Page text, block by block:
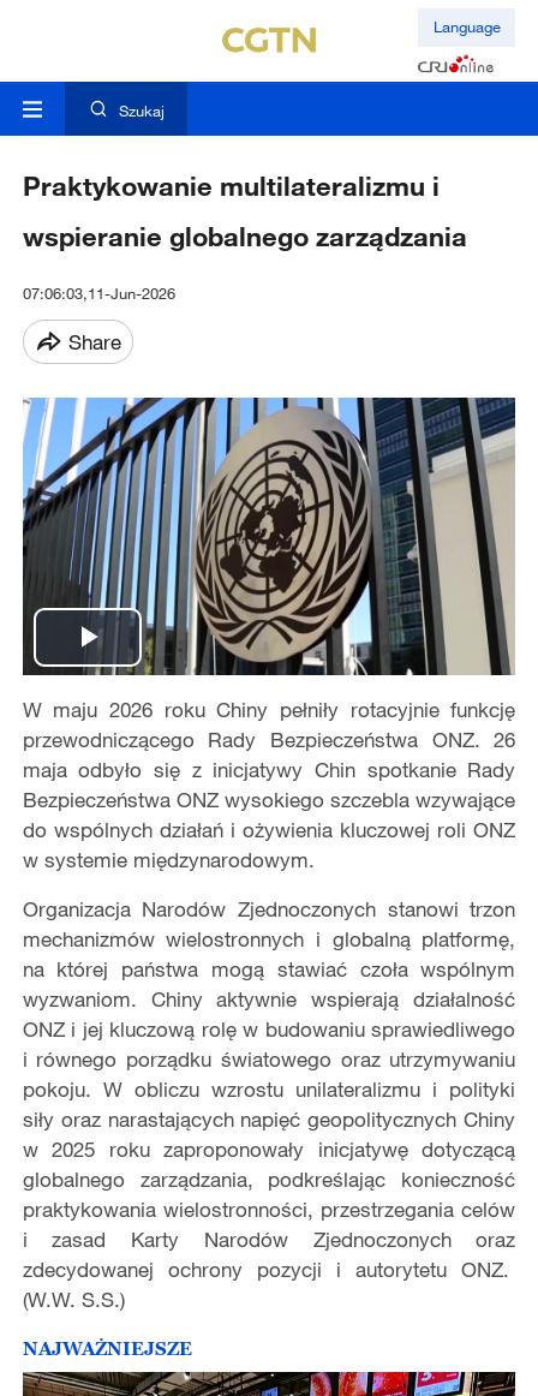
Language
Szukaj
Praktykowanie multilateralizmu i
wspieranie globalnego zarządzania
07:06:03,11-Jun-2026
Share
Play
Video
W maju 2026 roku Chiny pełniły rotacyjnie funkcję
przewodniczącego Rady Bezpieczeństwa ONZ. 26
maja odbyło się z inicjatywy Chin spotkanie Rady
Bezpieczeństwa ONZ wysokiego szczebla wzywające
do wspólnych działań i ożywienia kluczowej roli ONZ
w systemie międzynarodowym.
Organizacja Narodów Zjednoczonych stanowi trzon
mechanizmów wielostronnych i globalną platformę,
na której państwa mogą stawiać czoła wspólnym
wyzwaniom. Chiny aktywnie wspierają działalność
ONZ i jej kluczową rolę w budowaniu sprawiedliwego
i równego porządku światowego oraz utrzymywaniu
pokoju. W obliczu wzrostu unilateralizmu i polityki
siły oraz narastających napięć geopolitycznych Chiny
w 2025 roku zaproponowały inicjatywę dotyczącą
globalnego zarządzania, podkreślając konieczność
praktykowania wielostronności, przestrzegania celów
i zasad Karty Narodów Zjednoczonych oraz
zdecydowanej ochrony pozycji i autorytetu ONZ.
(W.W. S.S.)
NAJWAŻNIEJSZE